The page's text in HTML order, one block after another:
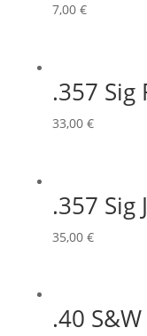
7,00 €
.357 Sig
33,00 €
.357 Sig
35,00 €
.40